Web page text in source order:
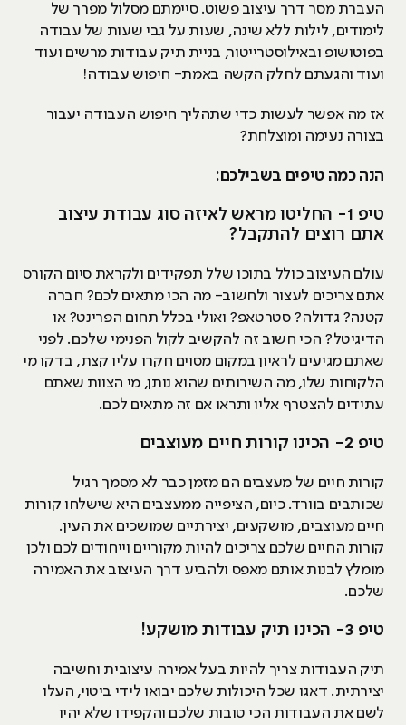
העברת מסר דרך עיצוב פשוט. סיימתם מסלול מפרך של
לימודים, לילות ללא שינה, שעות על גבי שעות של עבודה
בפוטושופ ובאילוסטרייטור, בניית תיק עבודות מרשים ועוד
ועוד והגעתם לחלק הקשה באמת- חיפוש עבודה!
אז מה אפשר לעשות כדי שתהליך חיפוש העבודה יעבור
בצורה נעימה ומוצלחת?
הנה כמה טיפים בשבילכם:
טיפ 1- החליטו מראש לאיזה סוג עבודת עיצוב
אתם רוצים להתקבל?
עולם העיצוב כולל בתוכו שלל תפקידים ולקראת סיום הקורס
אתם צריכים לעצור ולחשוב- מה הכי מתאים לכם? חברה
קטנה? גדולה? סטרטאפ? ואולי בכלל תחום הפרינט? או
הדיגיטל? הכי חשוב זה להקשיב לקול הפנימי שלכם. לפני
שאתם מגיעים לראיון במקום מסוים חקרו עליו קצת, בדקו מי
הלקוחות שלו, מה השירותים שהוא נותן, מי הצוות שאתם
עתידים להצטרף אליו ותראו אם זה מתאים לכם.
טיפ 2- הכינו קורות חיים מעוצבים
קורות חיים של מעצבים הם מזמן כבר לא מסמך רגיל
שכותבים בוורד. כיום, הציפייה ממעצבים היא שישלחו קורות
חיים מעוצבים, מושקעים, יצירתיים שמושכים את העין.
קורות החיים שלכם צריכים להיות מקוריים וייחודים לכם ולכן
מומלץ לבנות אותם מאפס ולהביע דרך העיצוב את האמירה
שלכם.
טיפ 3- הכינו תיק עבודות מושקע!
תיק העבודות צריך להיות בעל אמירה עיצובית וחשיבה
יצירתית. דאגו שכל היכולות שלכם יבואו לידי ביטוי, העלו
לשם את העבודות הכי טובות שלכם והקפידו שלא יהיו